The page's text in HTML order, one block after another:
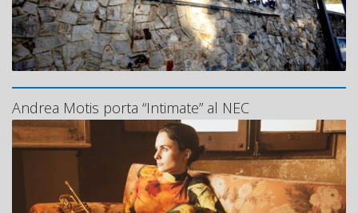
Andrea Motis porta “Intimate” al NEC